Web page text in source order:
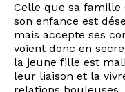
Celle que sa famille
son enfance est
mais accepte ses
voient donc en
la jeune fille est
leur liaison et la